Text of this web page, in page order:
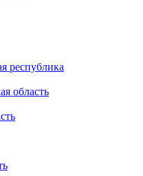
республика
область